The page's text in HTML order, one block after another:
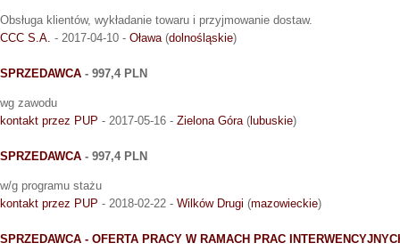
Obsługa klientów, wykładanie towaru i przyjmowanie dostaw.
CCC S.A. - 2017-04-10 - Oława(dolnośląskie)
SPRZEDAWCA - 997,4 PLN
wg zawodu
kontakt przez PUP - 2017-05-16 - Zielona Góra( lubuskie)
SPRZEDAWCA - 997,4 PLN
w/g programu stażu
kontakt przez PUP - 2018-02-22 - Wilków Drugi (mazowieckie)
SPRZEDAWCA - OFERTA PRACY W RAMACH PRAC